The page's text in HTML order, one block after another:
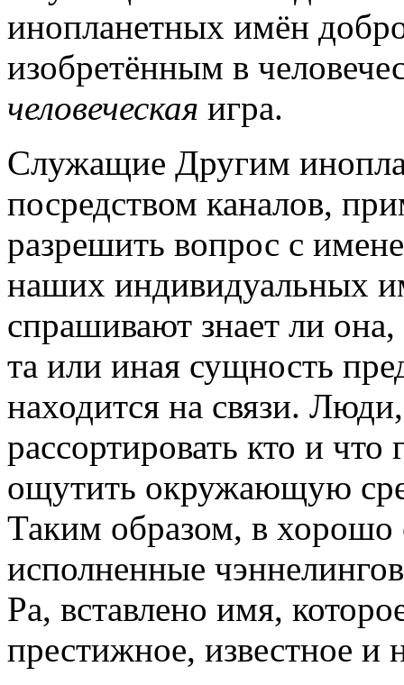
инопланетных имён
изобретённым в
человеческая игра.
Служащие Другим
посредством каналов,
разрешить вопрос с
наших индивидуальных
спрашивают знает ли
та или иная сущность
находится на связи.
рассортировать кто и что
ощутить окружающую
Таким образом, в хорошо
исполненные
Ра, вставлено имя,
престижное, известное и